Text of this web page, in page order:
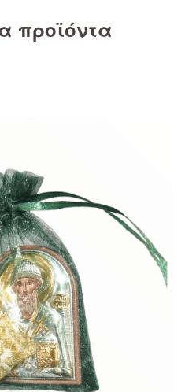
προϊόντα